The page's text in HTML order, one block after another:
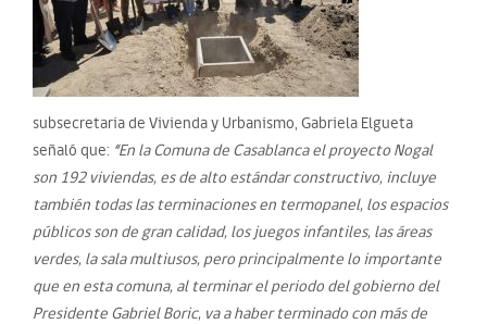
subsecretaria de Vivienda y Urbanismo, Gabriela Elgueta
señaló que: “En la Comuna de Casablanca el proyecto Nogal
son 192 viviendas, es de alto estándar constructivo, incluye
también todas las terminaciones en termopanel, los espacios
públicos son de gran calidad, los juegos infantiles, las áreas
verdes, la sala multiusos, pero principalmente lo importante
que en esta comuna, al terminar el periodo del gobierno del
Presidente Gabriel Boric, va a haber terminado con más de